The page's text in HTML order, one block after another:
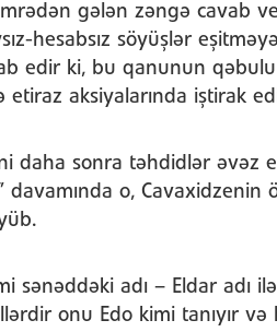
gələn zəngə cavab
hesabsız söyüşlər
edir ki, bu qanunun qəbulu
aksiyalarında iştirak
daha sonra təhdidlər əvəz
o, Cavaxidzenin
sənəddəki adı – Eldar adı
onu Edo kimi tanıyır